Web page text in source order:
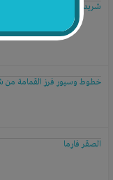
شريدر الكاوتش
خطوط وسيور فرز القمامة من
الصقر فارما